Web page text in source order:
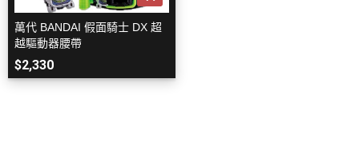
萬代 BANDAI 假面騎士 DX 超
越驅動器腰帶
$2,330